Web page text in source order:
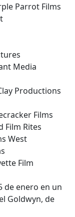
Parrot Films
Media
Productions
Films
Film Rites
West
Film
de enero en un
Goldwyn, de